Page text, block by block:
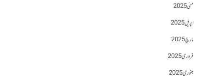
مئی 2025
اپریل 2025
مارچ 2025
فروری 2025
جنوری 2025